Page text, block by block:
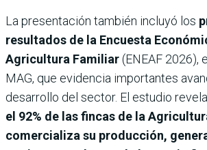
La presentación también incluyó los
resultados de la Encuesta
Agricultura Familiar(ENEAF 2026),
MAG, que evidencia importantes
desarrollo del sector. El estudio
el 92% de las fincas de la
comercializa su producción,